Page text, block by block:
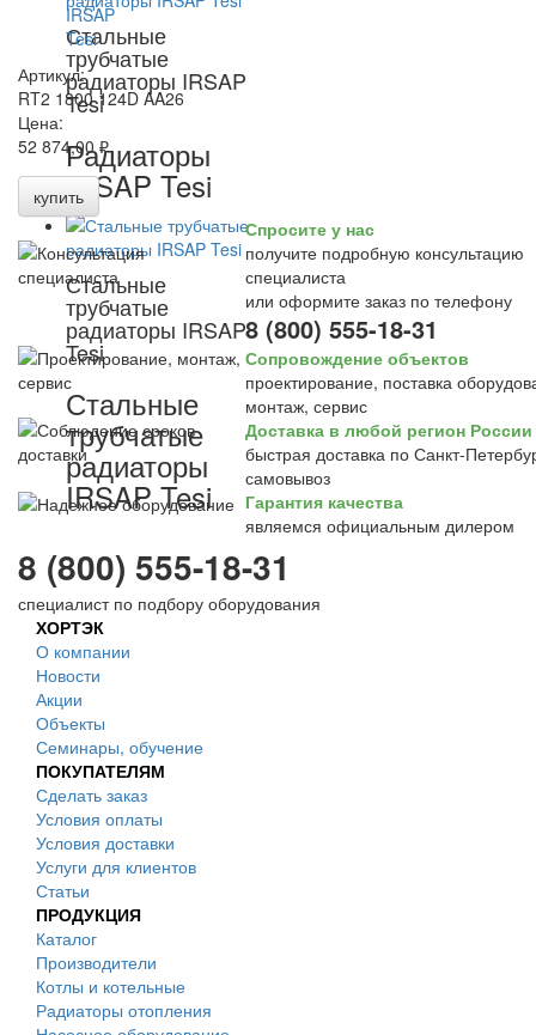
Стальные
трубчатые
радиаторы IRSAP
Tesi
Радиаторы
IRSAP Tesi
Стальные
трубчатые
радиаторы IRSAP
Tesi
Стальные
трубчатые
радиаторы
IRSAP Tesi
Артикул:
RT2 1800 124D AA26
Цена:
52 874,00 ₽
купить
Спросите у нас
получите подробную консультацию
специалиста
или оформите заказ по телефону
8 (800) 555-18-31
Сопровождение объектов
проектирование, поставка
монтаж, сервис
Доставка в любой регион России
быстрая доставка по Санкт-
самовывоз
Гарантия качества
являемся официальным дилером
8 (800) 555-18-31
специалист по подбору оборудования
ХОРТЭК
О компании
Новости
Акции
Объекты
Семинары, обучение
ПОКУПАТЕЛЯМ
Сделать заказ
Условия оплаты
Условия доставки
Услуги для клиентов
Статьи
ПРОДУКЦИЯ
Каталог
Производители
Котлы и котельные
Радиаторы отопления